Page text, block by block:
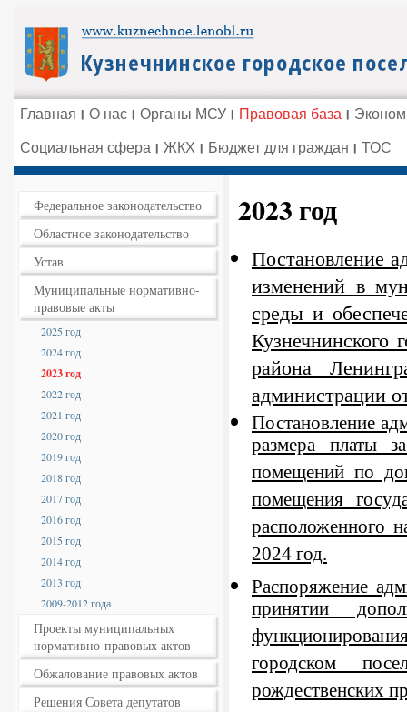
Главная О нас Органы МСУ Правовая база
Социальная сфера ЖКХ Бюджет для граждан ТОС
Федеральное законодательство
Областное законодательство
Устав
Муниципальные нормативно-
правовые акты
2025 год
2024 год
2023 год
2022 год
2021 год
2020 год
2019 год
2018 год
2017 год
2016 год
2015 год
2014 год
2013 год
2009-2012 года
Проекты муниципальных
нормативно-правовых актов
Обжалование правовых актов
Решения Совета депутатов
2023 год
Постановление
изменений в
среды и
Кузнечнинского
района
администрации
Постановление
размера платы
помещений по
помещения
расположенного
2024 год.
Распоряжение
принятии
городском
рождественских